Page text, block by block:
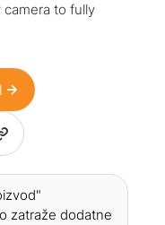
camera to fully
zatraže dodatne